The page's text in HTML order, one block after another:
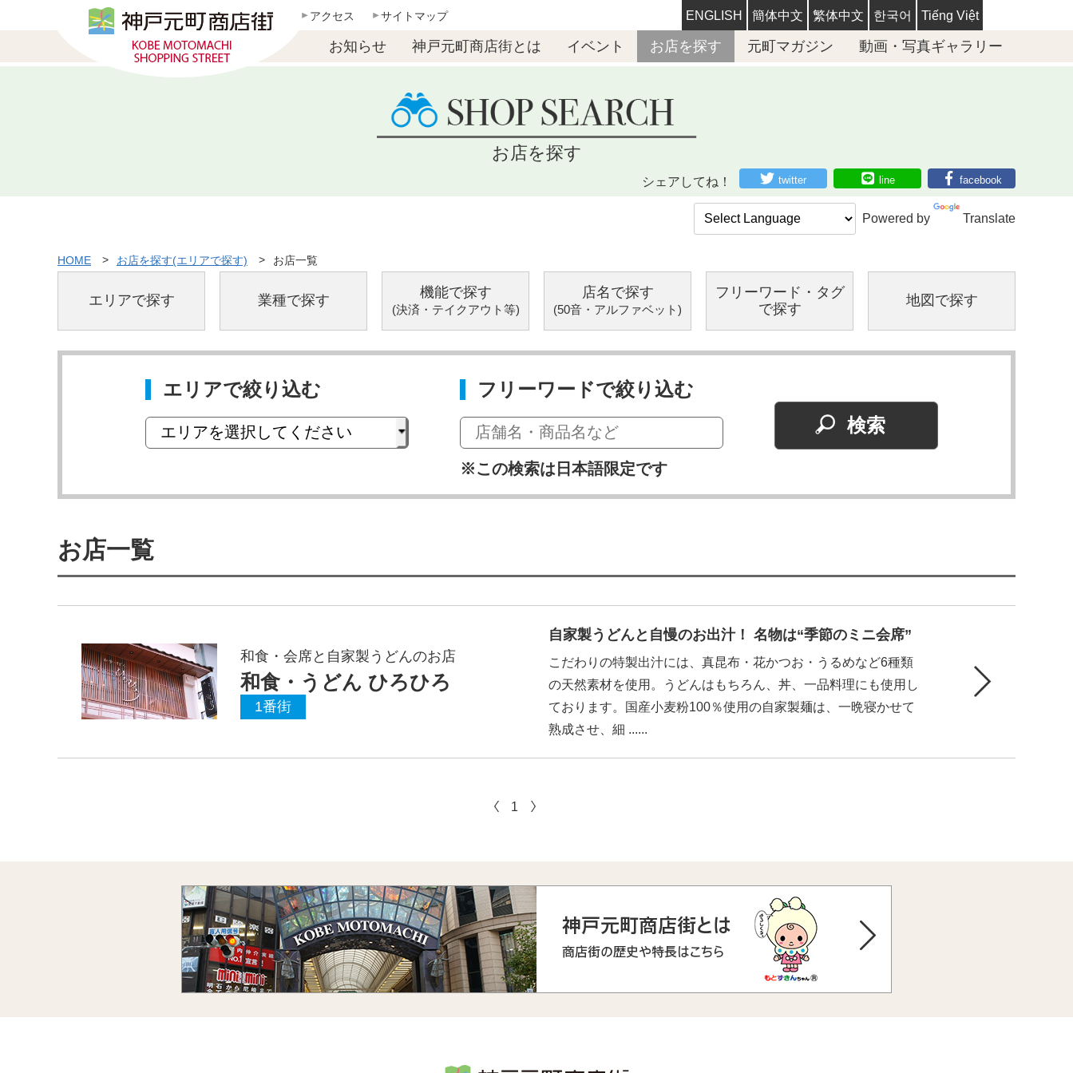
アクセス サイトマップ ENGLISH 簡体中文 繁体中文 한국어 Tiếng Việt
お知らせ 神戸元町商店街とは イベント お店を探す 元町マガジン 動画・写真ギャラリー
お店を探す
シェアしてね！ twitter line facebook
Powered by Translate
HOME お店を探す(エリアで探す) お店一覧
エリアで探す 業種で探す 機能で探す
(決済・テイクアウト等)
店名で探す
(50音・アルファベット)
フリーワード・ タグ
で探す
地図で探す
エリアで絞り込む フリーワードで絞り込む
※この検索は日本語限定です
お店一覧
和食・会席と自家製うどんのお店
和食・うどん ひろひろ
1番街
自家製うどんと自慢のお出汁！ 名物は“季節のミニ会席”
こだわりの特製出汁には、真昆布・花かつお・うるめなど6種類
の天然素材を使用。うどんはもちろん、丼、一品料理にも使用し
ております。国産小麦粉100％使用の自家製麺は、一晩寝かせて
熟成させ、細 ......
1